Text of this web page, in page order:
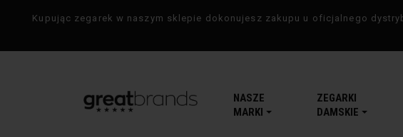
Kupując zegarek w naszym sklepie dokonujesz zakupu u oficjalnego
NASZE
MARKI
ZEGARKI
DAMSKIE